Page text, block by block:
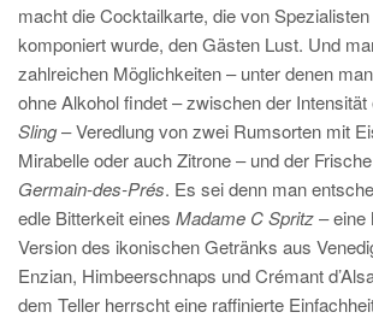
macht die Cocktailkarte, die von
komponiert wurde, den Gästen Lust. Und
zahlreichen Möglichkeiten – unter denen
ohne Alkohol findet – zwischen der Intensität
Sling– Veredlung von zwei Rumsorten mit
Mirabelle oder auch Zitrone – und der
Germain-des-Prés. Es sei denn man
edle Bitterkeit eines Madame C Spritz– eine
Version des ikonischen Getränks aus
Enzian, Himbeerschnaps und Crémant
dem Teller herrscht eine raffinierte